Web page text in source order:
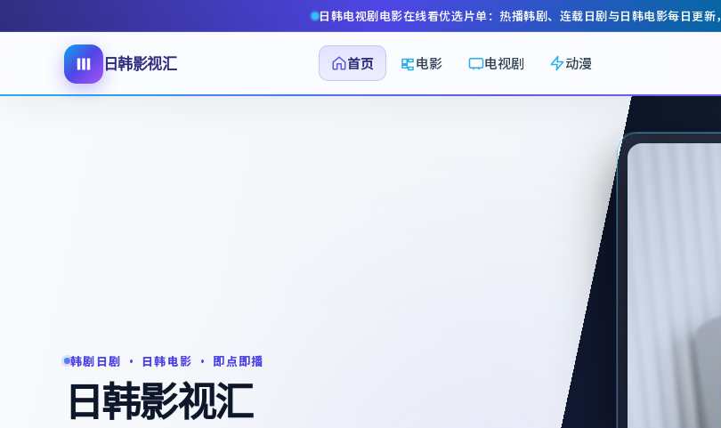
日韩电视剧电影在线看优选片单：热播韩剧、连载日剧与日韩电影每日更新，
日韩影视汇 首页 电影 电视剧 动漫
韩剧日剧 · 日韩电影 · 即点即播
日韩影视汇